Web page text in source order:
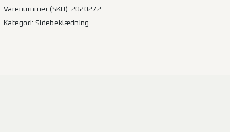
L2H3
Varenummer (SKU): 2020272
Kategori:Sidebeklædning